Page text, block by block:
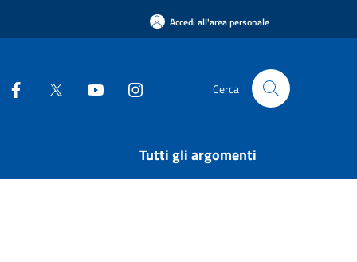
Accedi all'area personale
Cerca
Tutti gli argomenti